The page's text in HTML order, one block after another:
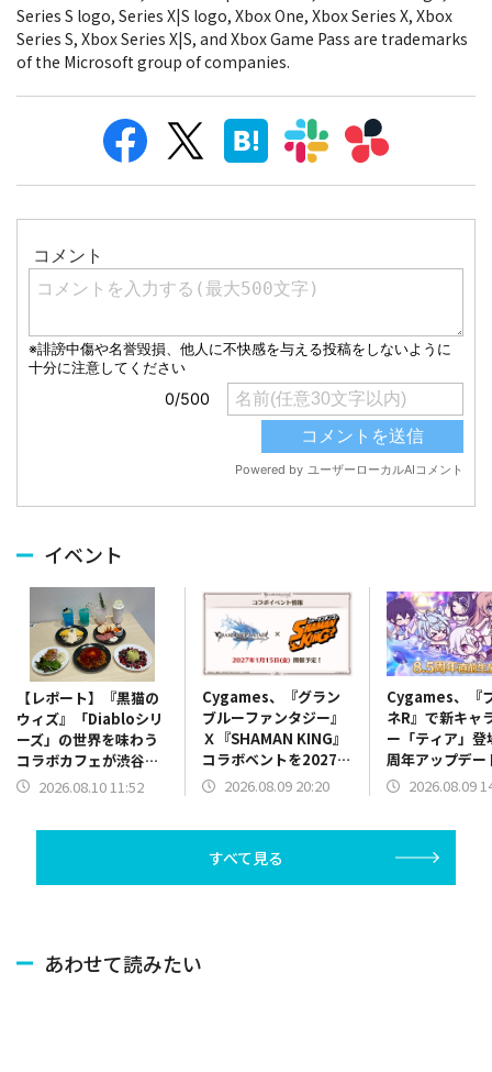
Series S logo, Series X|S logo, Xbox One, Xbox Series X, Xbox
Series S, Xbox Series X|S, and Xbox Game Pass are trademarks
of the Microsoft group of companies.
イベント
【レポート】『黒猫の
ウィズ』「Diabloシリ
ーズ」の世界を味わう
コラボカフェが渋谷・
ORBcafeで開催 録り
2026.08.10 11:52
Cygames、『グラン
ブルーファンタジー』
Ｘ『SHAMAN KING』
コラボベントを2027年
1月15日に開催決定
2026.08.09 20:20
Cygames、『
ネR』で新キャ
ー「ティア」
周年アップデー
ラボ情報を8.5
2026.08.09
すべて見る
あわせて読みたい